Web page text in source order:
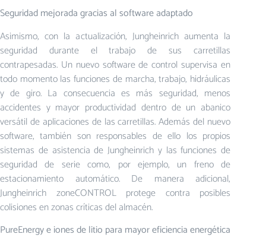
Seguridad mejorada gracias al software adaptado
Asimismo, con la actualización, Jungheinrich aumenta la
seguridad durante el trabajo de sus carretillas
contrapesadas. Un nuevo software de control supervisa en
todo momento las funciones de marcha, trabajo, hidráulicas
y de giro. La consecuencia es más seguridad, menos
accidentes y mayor productividad dentro de un abanico
versátil de aplicaciones de las carretillas. Además del nuevo
software, también son responsables de ello los propios
sistemas de asistencia de Jungheinrich y las funciones de
seguridad de serie como, por ejemplo, un freno de
estacionamiento automático. De manera adicional,
Jungheinrich zoneCONTROL protege contra posibles
colisiones en zonas críticas del almacén.
PureEnergy e iones de litio para mayor eficiencia energética